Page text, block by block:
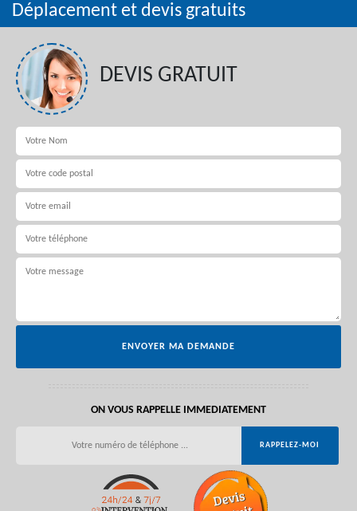
Déplacement et devis gratuits
DEVIS GRATUIT
ON VOUS RAPPELLE IMMEDIATEMENT